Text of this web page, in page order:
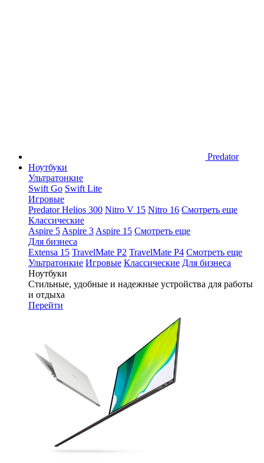
Predator
Ноутбуки
Ультратонкие
Swift Go Swift Lite
Игровые
Predator Helios 300 Nitro V 15 Nitro 16 Смотреть еще
Классические
Aspire 5 Aspire 3 Aspire 15 Смотреть еще
Для бизнеса
Extensa 15 TravelMate P2 TravelMate P4 Смотреть еще
Ультратонкие Игровые Классические Для бизнеса
Ноутбуки
Стильные, удобные и надежные устройства для работы
и отдыха
Перейти